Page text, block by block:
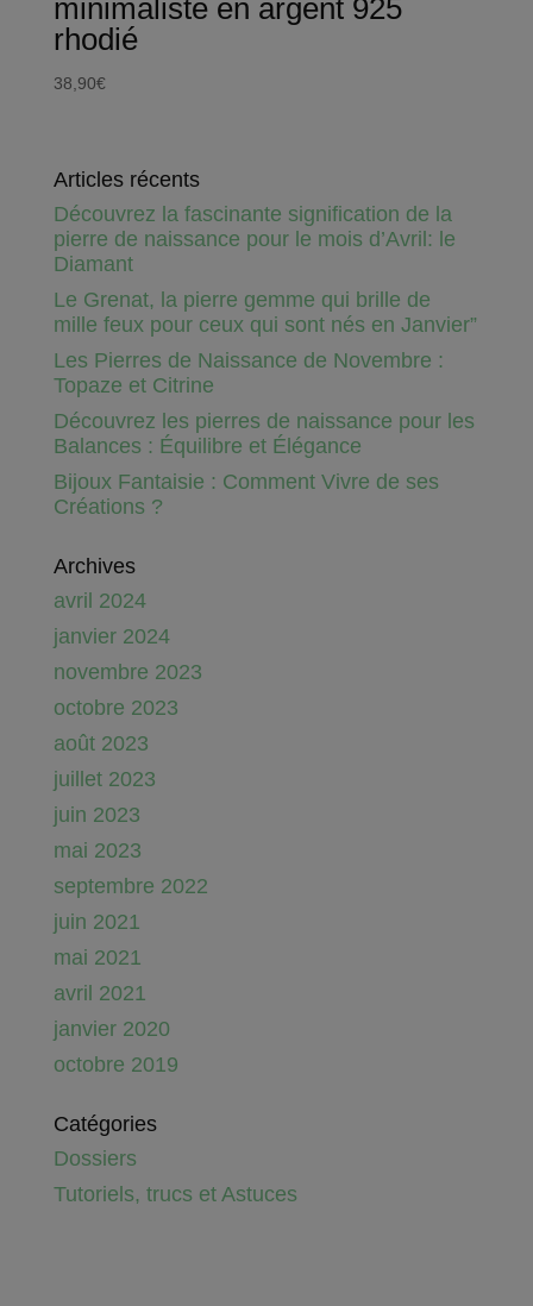
minimaliste en argent 925
rhodié
38,90€
Articles récents
Découvrez la fascinante signification de la
pierre de naissance pour le mois d’Avril: le
Diamant
Le Grenat, la pierre gemme qui brille de
mille feux pour ceux qui sont nés en Janvier”
Les Pierres de Naissance de Novembre :
Topaze et Citrine
Découvrez les pierres de naissance pour les
Balances : Équilibre et Élégance
Bijoux Fantaisie : Comment Vivre de ses
Créations ?
Archives
avril 2024
janvier 2024
novembre 2023
octobre 2023
août 2023
juillet 2023
juin 2023
mai 2023
septembre 2022
juin 2021
mai 2021
avril 2021
janvier 2020
octobre 2019
Catégories
Dossiers
Tutoriels, trucs et Astuces